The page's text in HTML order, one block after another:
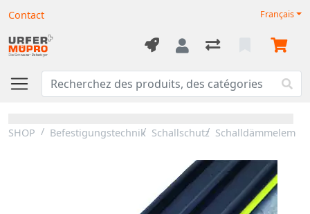
Contact Français
SHOP Befestigungstechnik Schallschutz